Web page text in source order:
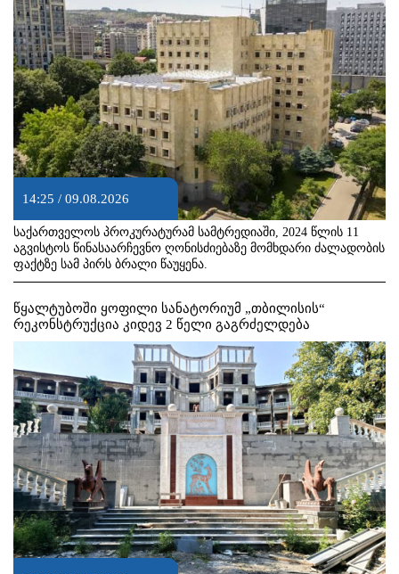
14:25 / 09.08.2026
საქართველოს პროკურატურამ სამტრედიაში, 2024 წლის 11
აგვისტოს წინასაარჩევნო ღონისძიებაზე მომხდარი ძალადობის
ფაქტზე სამ პირს ბრალი წაუყენა.
წყალტუბოში ყოფილი სანატორიუმ „თბილისის“
რეკონსტრუქცია კიდევ 2 წელი გაგრძელდება